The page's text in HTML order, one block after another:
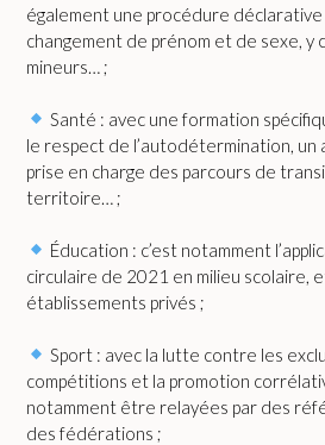
également une procédure déclarative
changement de prénom et de sexe, y
mineurs… ;
Santé : avec une formation
le respect de l’autodétermination, un
prise en charge des parcours de
territoire… ;
Éducation : c’est notamment
circulaire de 2021 en milieu scolaire,
établissements privés ;
Sport : avec la lutte contre les
compétitions et la promotion
notamment être relayées par des
des fédérations ;